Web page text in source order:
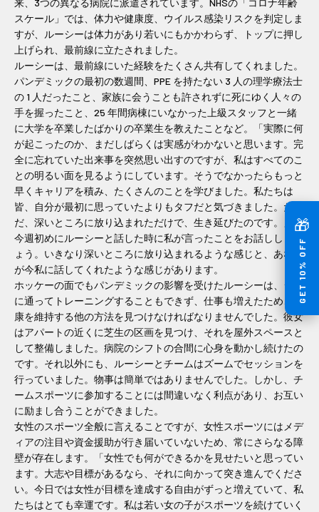
🎁
GET 10% OFF
来、3つの異なる病院に派遣されています。NHSの「コロナ年齢
スケール」では、体力や健康度、ウイルス感染リスクを判定しま
すが、ルーシーは体力があり若いにもかかわらず、トップに押し
上げられ、最前線に立たされました。
ルーシーは、最前線にいた経験をたくさん共有してくれました。
パンデミックの最初の数週間、PPE を持たない 3 人の理学療法士
の 1 人だったこと、家族に会うことも許されずに死にゆく人々の
手を握ったこと、25 年間病棟にいなかった上級スタッフと一緒
に大学を卒業したばかりの卒業生を教えたことなど。「実際に何
が起こったのか、まだしばらくは実感がわかないと思います。完
全に忘れていた出来事を突然思い出すのですが、私はすべてのこ
との明るい面を見るようにしています。そうでなかったらもっと
早くキャリアを積み、たくさんのことを学びました。私たちは
皆、自分が最初に思っていたよりもタフだと気づきました。た
だ、深いところに放り込まれただけで、生き延びたのです。」
今週初めにルーシーと話した時に私が言ったことをお話ししまし
ょう。いきなり深いところに放り込まれるような感じと、あなた
が今私に話してくれたような感じがあります。
ホッケーの面でもパンデミックの影響を受けたルーシーは、ジム
に通ってトレーニングすることもできず、仕事も増えたため、健
康を維持する他の方法を見つけなければなりませんでした。彼女
はアパートの近くに芝生の区画を見つけ、それを屋外スペースと
して整備しました。病院のシフトの合間に心身を動かし続けたの
です。それ以外にも、ルーシーとチームはズームでセッションを
行っていました。物事は簡単ではありませんでした。しかし、チ
ームスポーツに参加することには間違いなく利点があり、お互い
に励まし合うことができました。
女性のスポーツ全般に言えることですが、女性スポーツにはメデ
ィアの注目や資金援助が行き届いていないため、常にさらなる障
壁が存在します。「女性でも何ができるかを見せたいと思ってい
ます。大志や目標があるなら、それに向かって突き進んでくださ
い。今日では女性が目標を達成する自由がずっと増えていて、私
たちはとても幸運です。私は若い女の子がスポーツを続けていく